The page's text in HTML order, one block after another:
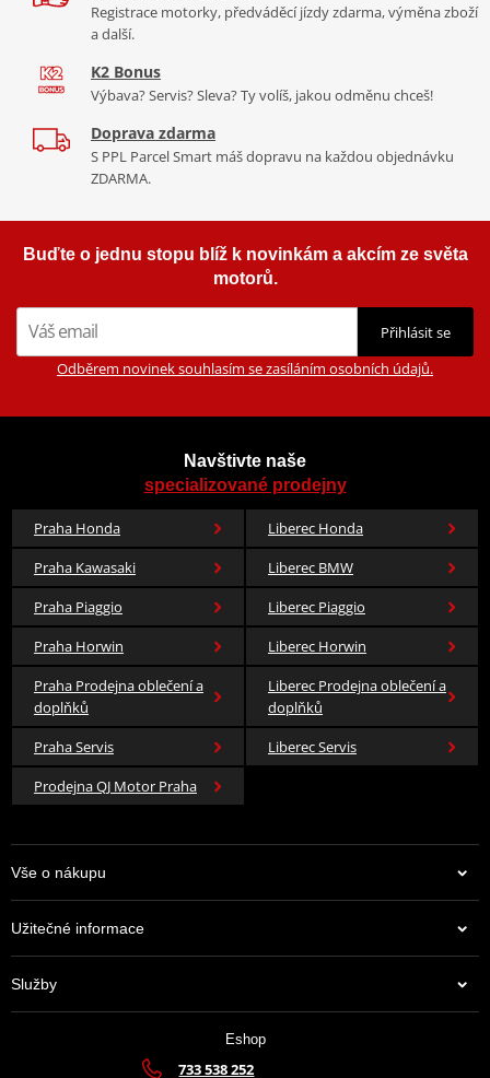
Výrobce
červená
1 489 Kč
Skladem u dodavatele
Registrace motorky, předváděcí jízdy zdarma, výměna zboží
a další.
K2 Bonus
Výbava? Servis? Sleva? Ty volíš, jakou odměnu chceš!
Doprava zdarma
S PPL Parcel Smart máš dopravu na každou objednávku
ZDARMA.
Buďte o jednu stopu blíž k novinkám a akcím ze světa
motorů.
Přihlásit se
Odběrem novinek souhlasím se zasíláním osobních údajů.
Navštivte naše
specializované prodejny
Praha Honda
Liberec Honda
Praha Kawasaki
Liberec BMW
Praha Piaggio
Liberec Piaggio
Praha Horwin
Liberec Horwin
Praha Prodejna oblečení a
doplňků
Liberec Prodejna oblečení a
doplňků
Praha Servis
Liberec Servis
Prodejna QJ Motor Praha
Vše o nákupu
Užitečné informace
Služby
Eshop
733 538 252